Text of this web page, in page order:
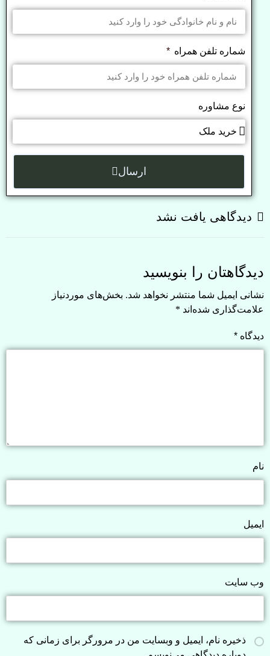
شماره تلفن همراه
نوع مشاوره
ارسال
دیدگاهی یافت نشد
دیدگاهتان را بنویسید
نشانی ایمیل شما منتشر نخواهد شد. بخش‌های موردنیاز
علامت‌گذاری شده‌اند *
دیدگاه *
نام
ایمیل
وب‌ سایت
ذخیره نام، ایمیل و وبسایت من در مرورگر برای زمانی که